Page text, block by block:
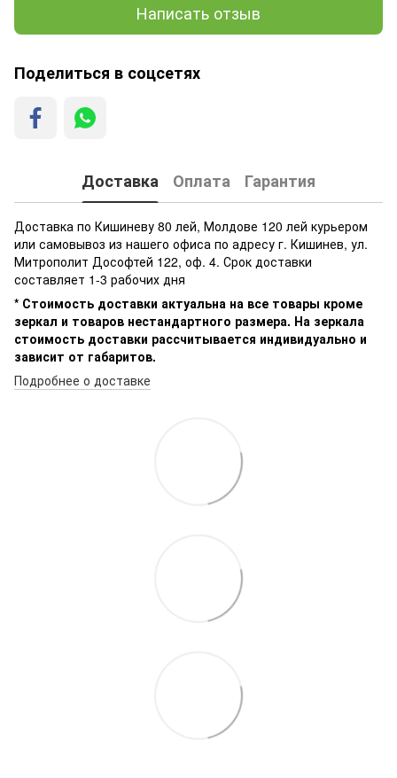
Написать отзыв
Поделиться в соцсетях
Доставка Оплата Гарантия
Доставка по Кишиневу 80 лей, Молдове 120 лей курьером
или самовывоз из нашего офиса по адресу г. Кишинев, ул.
Митрополит Дософтей 122, оф. 4. Срок доставки
составляет 1-3 рабочих дня
* Стоимость доставки актуальна на все товары кроме
зеркал и товаров нестандартного размера. На зеркала
стоимость доставки рассчитывается индивидуально и
зависит от габаритов.
Подробнее о доставке